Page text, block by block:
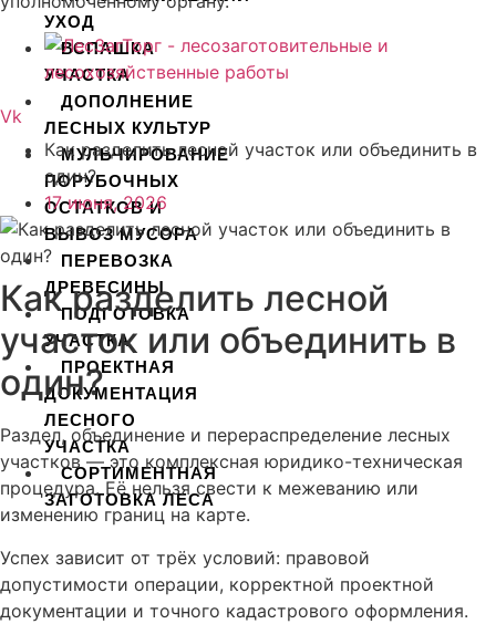
УХОД
ВСПАШКА
УЧАСТКА
ДОПОЛНЕНИЕ
ЛЕСНЫХ КУЛЬТУР
МУЛЬЧИРОВАНИЕ
ПОРУБОЧНЫХ
ОСТАТКОВ И
ВЫВОЗ МУСОРА
ПЕРЕВОЗКА
ДРЕВЕСИНЫ
ПОДГОТОВКА
УЧАСТКА
ПРОЕКТНАЯ
ДОКУМЕНТАЦИЯ
ЛЕСНОГО
УЧАСТКА
СОРТИМЕНТНАЯ
ЗАГОТОВКА ЛЕСА
X
Vk
Как разделить лесной участок или объединить в
один?
17 июня, 2026
Как разделить лесной
участок или объединить в
один?
Раздел, объединение и перераспределение лесных
участков — это комплексная юридико-техническая
процедура. Её нельзя свести к межеванию или
изменению границ на карте.
Успех зависит от трёх условий: правовой
допустимости операции, корректной проектной
документации и точного кадастрового оформления.